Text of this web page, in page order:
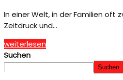
In einer Welt, in der Familien oft
Zeitdruck und…
weiterlesen
Suchen
Suchen